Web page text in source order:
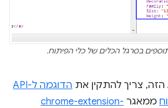
בסרגל הכלים של כלי הפיתוח.
הדוגמה ל-API
ממאגר chrome-extension-